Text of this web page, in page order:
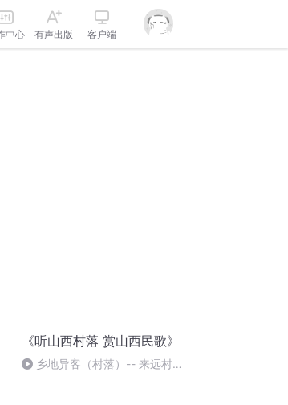
中心 有声出版 客户端
《听山西村落 赏山西民歌》
乡地异客（村落）-- 来远村